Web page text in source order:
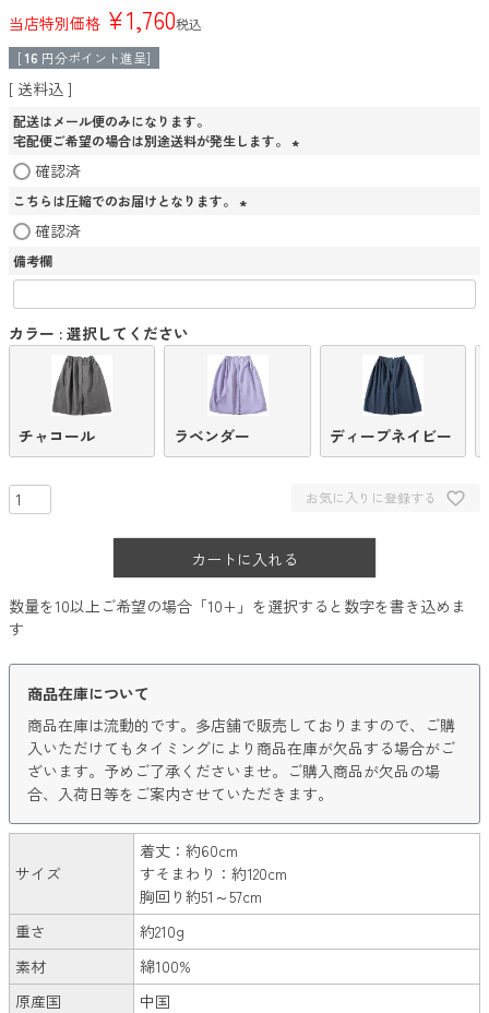
当店特別価格 ¥1,760税込
[ 16 円分ポイント進呈]
送料込
配送はメール便のみになります。
宅配便ご希望の場合は別途送料が発生します。
確認済
こちらは圧縮でのお届けとなります。
)
確認済
備考欄
カラー 選択してください
チャコール ラベンダー ディープネイビー
お気に入りに登録する
カートに入れる
数量を10以上ご希望の場合「10+」を選択すると数字を書き込めま
す
商品在庫について
商品在庫は流動的です。多店舗で販売しておりますので、ご購
入いただけてもタイミングにより商品在庫が欠品する場合がご
ざいます。予めご了承くださいませ。ご購入商品が欠品の場
合、入荷日等をご案内させていただきます。
サイズ
着丈：約60cm
すそまわり：約120cm
胸回り約51～57cm
重さ
約210g
素材
綿100%
原産国
中国